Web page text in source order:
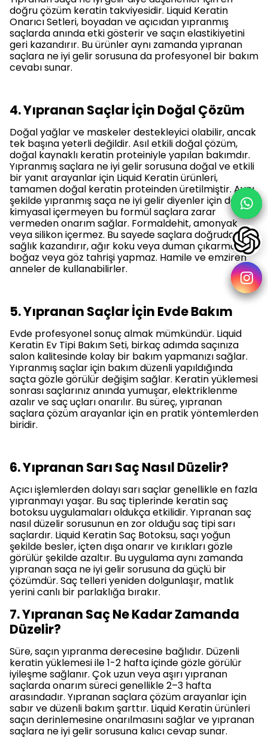
doğru çözüm keratin takviyesidir. Liquid Keratin
Onarıcı Setleri, boyadan ve açıcıdan yıpranmış
saçlarda anında etki gösterir ve saçın elastikiyetini
geri kazandırır. Bu ürünler aynı zamandayıpranan
saçlara ne iyi gelirsorusuna da profesyonel bir bakım
cevabı sunar.
4. Yıpranan Saçlar İçin Doğal Çözüm
Doğal yağlar ve maskeler destekleyici olabilir, ancak
tek başına yeterli değildir. Asıl etkili doğal çözüm,
doğal kaynaklı keratin proteiniyle yapılan bakımdır.
Yıpranmış saçlara ne iyi gelirsorusuna doğal ve etkili
bir yanıt arayanlar için Liquid Keratin ürünleri,
tamamen doğal keratin proteinden üretilmiştir. Aynı
şekildeyıpranmış saça ne iyi gelirdiyenler için de
kimyasal içermeyen bu formül saçlara zarar
vermeden onarım sağlar. Formaldehit, amonyak
veya silikon içermez. Bu sayede saçlara doğrudan
sağlık kazandırır, ağır koku veya duman çıkarmaz,
boğaz veya göz tahrişi yapmaz. Hamile ve emziren
anneler de kullanabilirler.
5. Yıpranan Saçlar İçin Evde Bakım
Evde profesyonel sonuç almak mümkündür. Liquid
Keratin Ev Tipi Bakım Seti, birkaç adımda saçınıza
salon kalitesinde kolay bir bakım yapmanızı sağlar.
Yıpranmış saçlar için bakımdüzenli yapıldığında
saçta gözle görülür değişim sağlar. Keratin yüklemesi
sonrası saçlarınız anında yumuşar, elektriklenme
azalır ve saç uçları onarılır. Bu süreç,yıpranan
saçlara çözümarayanlar için en pratik yöntemlerden
biridir.
6. Yıpranan Sarı Saç Nasıl Düzelir?
Açıcı işlemlerden dolayı sarı saçlar genellikle en fazla
yıpranmayı yaşar. Bu saç tiplerinde keratin saç
botoksu uygulamaları oldukça etkilidir. Yıpranan saç
nasıl düzelirsorusunun en zor olduğu saç tipi sarı
saçlardır. Liquid Keratin Saç Botoksu, saçı yoğun
şekilde besler, içten dışa onarır ve kırıkları gözle
görülür şekilde azaltır. Bu uygulama aynı zamanda
yıpranan saça ne iyi gelirsorusuna da güçlü bir
çözümdür. Saç telleri yeniden dolgunlaşır, matlık
yerini canlı bir parlaklığa bırakır.
7. Yıpranan Saç Ne Kadar Zamanda
Düzelir?
Süre, saçın yıpranma derecesine bağlıdır. Düzenli
keratin yüklemesi ile 1-2 hafta içinde gözle görülür
iyileşme sağlanır. Çok uzun veya aşırı yıpranan
saçlarda onarım süreci genellikle 2–3 hafta
arasındadır. Yıpranan saçlara çözümarayanlar için
sabır ve düzenli bakım şarttır. Liquid Keratin ürünleri
saçın derinlemesine onarılmasını sağlar veyıpranan
saçlara ne iyi gelirsorusuna kalıcı cevap sunar.